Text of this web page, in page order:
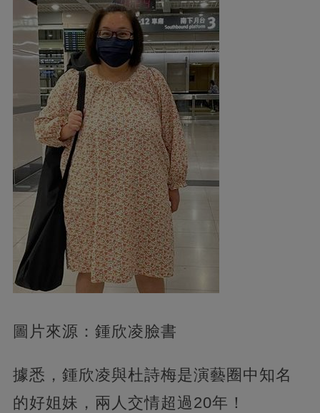
圖片來源：鍾欣凌臉書
據悉，鍾欣凌與杜詩梅是演藝圈中知名
的好姐妹，兩人交情超過20年！